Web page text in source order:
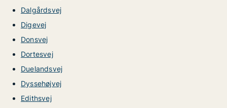
Dalgårdsvej
Digevej
Donsvej
Dortesvej
Duelandsvej
Dyssehøjvej
Edithsvej